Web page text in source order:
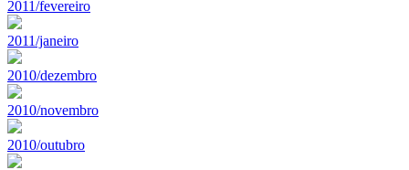
2011/fevereiro
2011/janeiro
2010/dezembro
2010/novembro
2010/outubro